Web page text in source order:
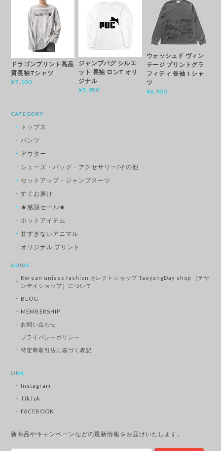
ドラゴンプリント高品
質長袖Tシャツ
¥7,100
ジャンプパグ シルエ
ット 長袖 ロンT オリ
ジナル
¥5,980
ウォッシュド ヴィン
テージ プリントグラ
フィティ 長袖 Tシャ
ツ
¥6,900
CATEGORY
トップス
パンツ
アウター
シューズ・バッグ・アクセサリー/その他
セットアップ・ジャンプスーツ
すぐお届け
★感謝セール★
ホットアイテム
甘すぎないアニマル
オリジナル プリント
GUIDE
Korean unisex fashion セレクトショップ TaeyangDay shop （テヤ
ンデイショップ）について
BLOG
MEMBERSHIP
お問い合わせ
プライバシーポリシー
特定商取引法に基づく表記
LINK
Instagram
TikTok
FACEBOOK
新商品やキャンペーンなどの最新情報をお届けいたします。